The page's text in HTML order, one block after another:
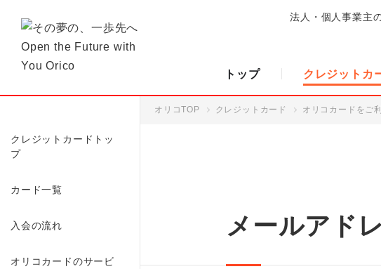
法人・個人事業主
トップ クレジットカ
クレジットカードトッ
プ
カード一覧
入会の流れ
オリコカードのサービ
オリコTOP クレジットカード オリコカードをご
メールアド